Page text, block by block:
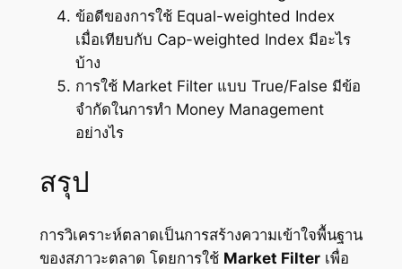
ข้อดีของการใช้ Equal-weighted Index
เมื่อเทียบกับ Cap-weighted Index มีอะไร
บ้าง
การใช้ Market Filter แบบ True/False มีข้อ
จำกัดในการทำ Money Management
อย่างไร
สรุป
การวิเคราะห์ตลาดเป็นการสร้างความเข้าใจพื้นฐาน
ของสภาวะตลาด โดยการใช้ Market Filterเพื่อ